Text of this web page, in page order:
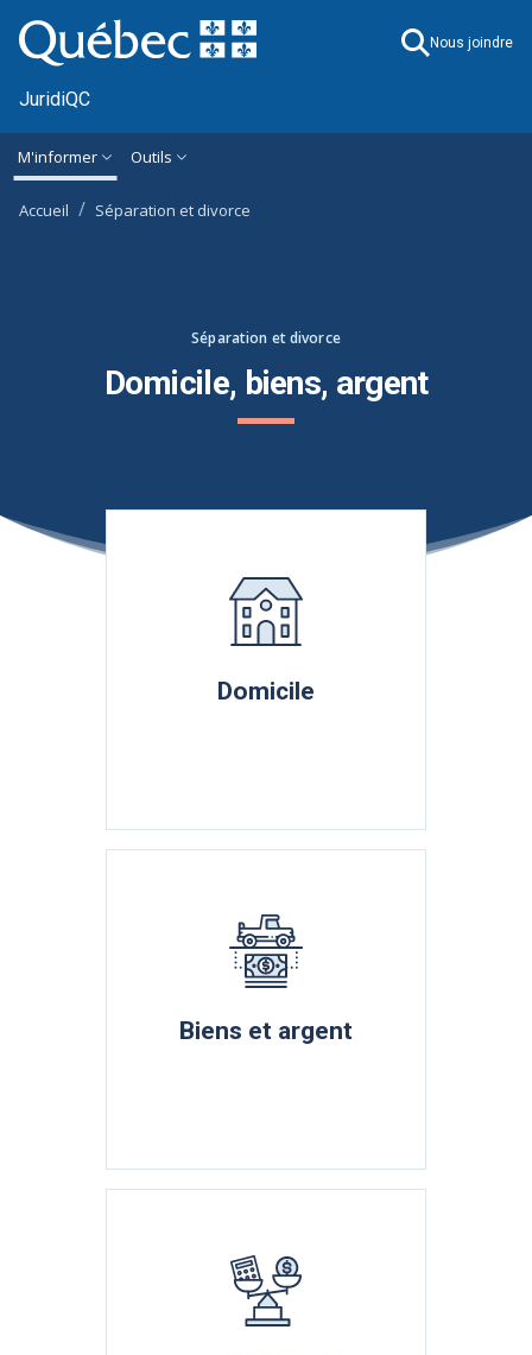
Ignorer et accéder à l'information générale
M'informer Outils
Accueil Séparation et divorce
Séparation et divorce
Domicile, biens, argent
Domicile
Biens et argent